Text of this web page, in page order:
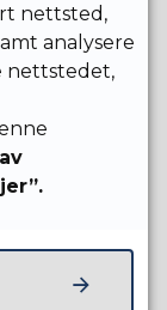
vi har
Derfor
akkurat
hende
uten å
oppdrag
vil vi mot
nettsted,
analysere
nettstedet,